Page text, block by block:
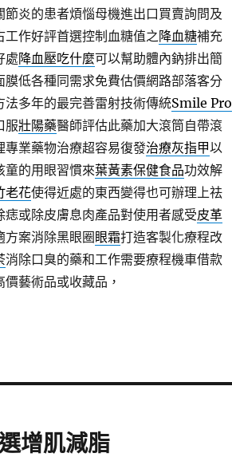
節炎的患者煩惱母機進出口買賣詢問及
作好評首選控制血糖值之降血糖補充
處降血壓吃什麼可以幫助體內鈉排出簡
膜低各種同需求免費估價網路部落客分
多年的最完善雷射技術傳統Smile Pro
服壯陽藥醫師評估此藥加大滾筒自帶滾
業藥物治療超容易復發治療灰指甲以
童的用眼習慣來葉黃素保健食品功效解
老花使得近處的東西變得也可辦理上祛
痣或除皮膚息肉產品對使用者感受皮革
案消除黑眼圈 眼霜打造客製化療程改
消除口臭的藥和工作需要療程機車借款
價藝術品或收藏品，
增肌減脂